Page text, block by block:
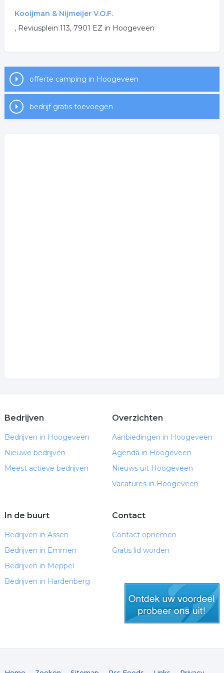
Kooijman & Nijmeijer V.O.F.
, Reviusplein 113, 7901 EZ in Hoogeveen
offerte camping in Hoogeveen
bedrijf gratis toevoegen
Bedrijven
Bedrijven in Hoogeveen
Nieuwe bedrijven
Meest actieve bedrijven
Overzichten
Aanbiedingen in Hoogeveen
Agenda in Hoogeveen
Nieuws uit Hoogeveen
Vacatures in Hoogeveen
In de buurt
Bedrijven in Assen
Bedrijven in Emmen
Bedrijven in Meppel
Bedrijven in Hardenberg
Contact
Contact opnemen
Gratis lid worden